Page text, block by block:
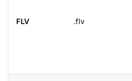
FLV .flv